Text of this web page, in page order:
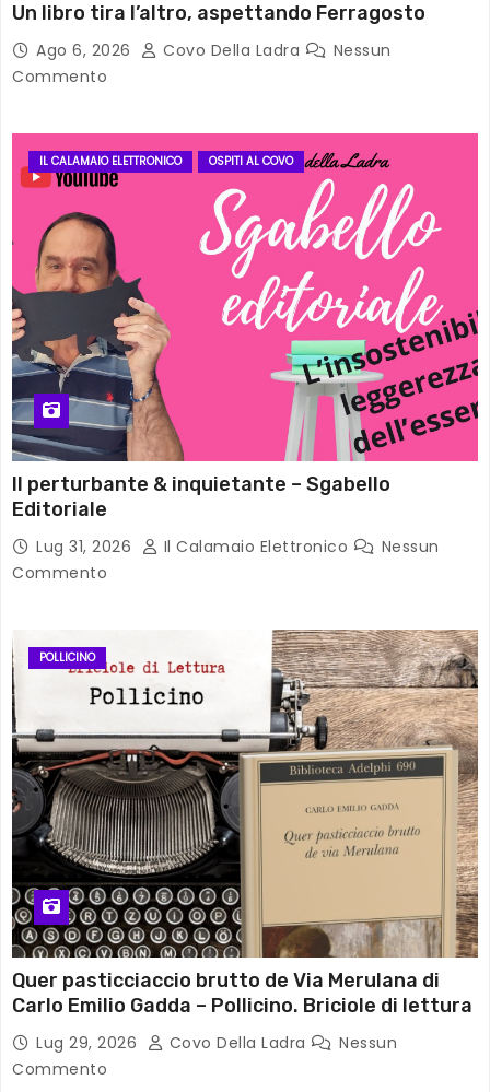
Un libro tira l’altro, aspettando Ferragosto
Ago 6, 2026 Covo Della Ladra
Nessun
Commento
IL CALAMAIO ELETTRONICO OSPITI AL COVO
Il perturbante & inquietante – Sgabello
Editoriale
Lug 31, 2026 Il Calamaio Elettronico
Nessun
Commento
POLLICINO
Quer pasticciaccio brutto de Via Merulana di
Carlo Emilio Gadda – Pollicino. Briciole di lettura
Lug 29, 2026 Covo Della Ladra
Nessun
Commento